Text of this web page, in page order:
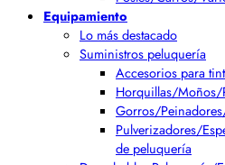
Equipamiento
Lo más destacado
Suministros peluquería
Accesorios para
Horquillas/Moños/
Gorros/
Pulverizadores/
de peluquería